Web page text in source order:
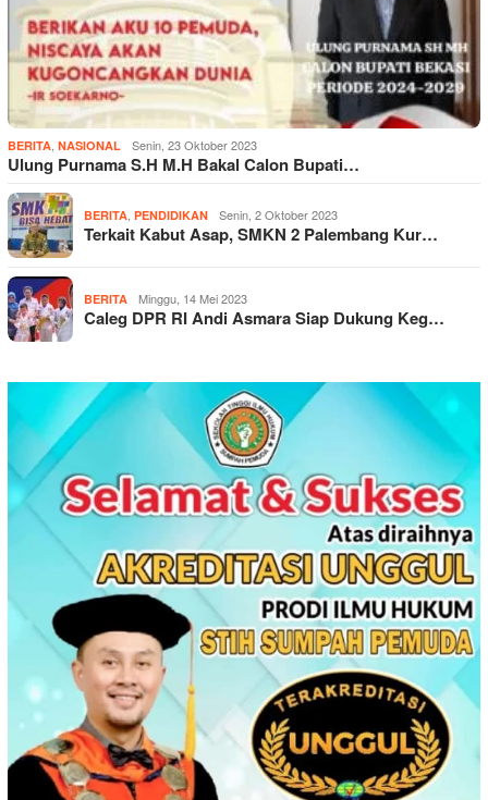
BERITA NASIONAL Senin, 23 Oktober 2023
Ulung Purnama S.H M.H Bakal Calon Bupati…
BERITA PENDIDIKAN Senin, 2 Oktober 2023
Terkait Kabut Asap, SMKN 2 Palembang Kur…
BERITA Minggu, 14 Mei 2023
Caleg DPR RI Andi Asmara Siap Dukung Keg…